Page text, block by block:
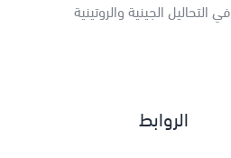
الجينية والروتينية
الروابط